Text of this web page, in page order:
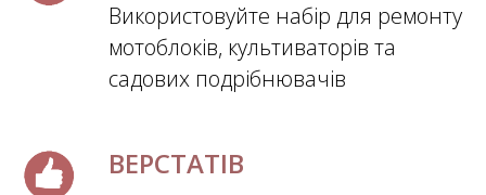
Використовуйте набір для ремонту
мотоблоків, культиваторів та
садових подрібнювачів
ВЕРСТАТІВ